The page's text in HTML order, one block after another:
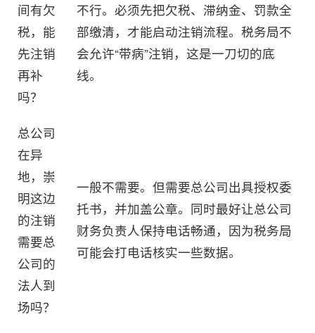
间有欠
税，能
先注销
再补
吗？
不行。必须先把欠税、滞纳金、罚款全
部缴清，才能启动注销流程。税务局不
会允许“带病”注销，这是一刀切的底
线。
总公司
在异
地，崇
明这边
的注销
需要总
公司的
法人到
场吗？
一般不需要。但需要总公司出具授权委
托书，并加盖公章。同时最好让总公司
财务负责人保持电话畅通，因为税务局
可能会打电话核实一些数据。